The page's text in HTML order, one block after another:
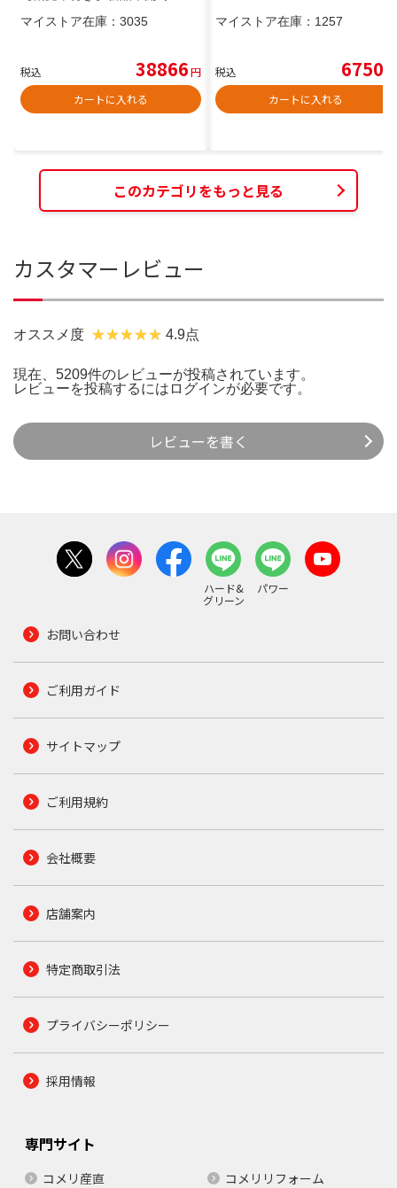
マイストア在庫： 3035
税込 38866円
カートに入れる
マイストア在庫： 1257
税込 6750
カートに入れる
このカテゴリをもっと見る
カスタマーレビュー
オススメ度 4.9点
現在、5209件のレビューが投稿されています。
レビューを投稿するには ログインが必要です。
レビューを書く
ハード&
グリーン
パワー
お問い合わせ
ご利用ガイド
サイトマップ
ご利用規約
会社概要
店舗案内
特定商取引法
プライバシーポリシー
採用情報
専門サイト
コメリ産直 コメリリフォーム